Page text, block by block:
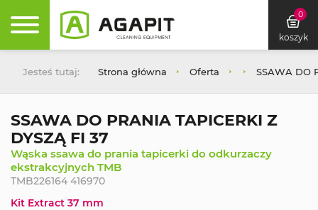
0
koszyk
Jesteś tutaj: Strona główna Oferta SSAWA DO
SSAWA DO PRANIA TAPICERKI Z
DYSZĄ FI 37
Wąska ssawa do prania tapicerki do odkurzaczy
ekstrakcyjnych TMB
TMB226164 416970
Kit Extract 37 mm